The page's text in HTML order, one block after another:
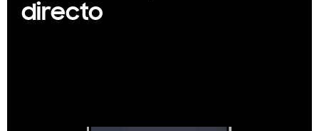
directo